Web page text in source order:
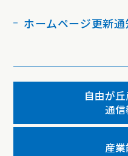
ホームページ更新
自由が
通
産